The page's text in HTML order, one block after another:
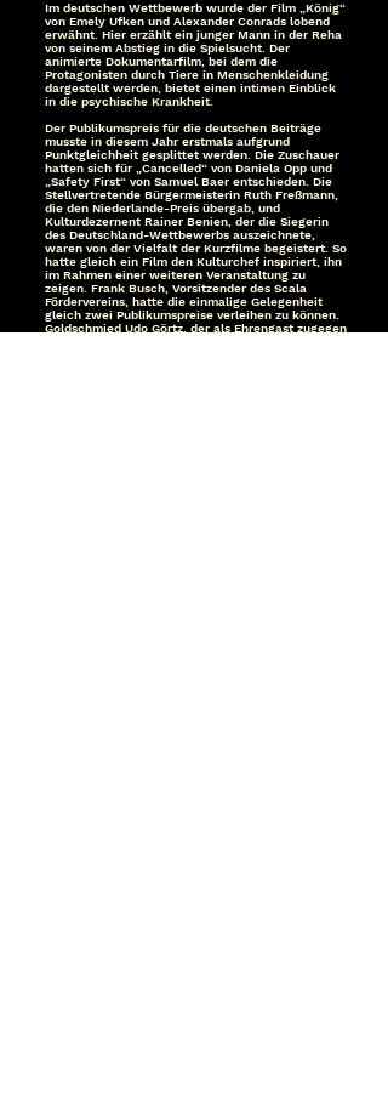
Im deutschen Wettbewerb wurde der Film „König“
von Emely Ufken und Alexander Conrads lobend
erwähnt. Hier erzählt ein junger Mann in der Reha
von seinem Abstieg in die Spielsucht. Der
animierte Dokumentarfilm, bei dem die
Protagonisten durch Tiere in Menschenkleidung
dargestellt werden, bietet einen intimen Einblick
in die psychische Krankheit.
Der Publikumspreis für die deutschen Beiträge
musste in diesem Jahr erstmals aufgrund
Punktgleichheit gesplittet werden. Die Zuschauer
hatten sich für „Cancelled“ von Daniela Opp und
„Safety First“ von Samuel Baer entschieden. Die
Stellvertretende Bürgermeisterin Ruth Freßmann,
die den Niederlande-Preis übergab, und
Kulturdezernent Rainer Benien, der die Siegerin
des Deutschland-Wettbewerbs auszeichnete,
waren von der Vielfalt der Kurzfilme begeistert. So
hatte gleich ein Film den Kulturchef inspiriert, ihn
im Rahmen einer weiteren Veranstaltung zu
zeigen. Frank Busch, Vorsitzender des Scala
Fördervereins, hatte die einmalige Gelegenheit
gleich zwei Publikumspreise verleihen zu können.
Goldschmied Udo Görtz, der als Ehrengast zugegen